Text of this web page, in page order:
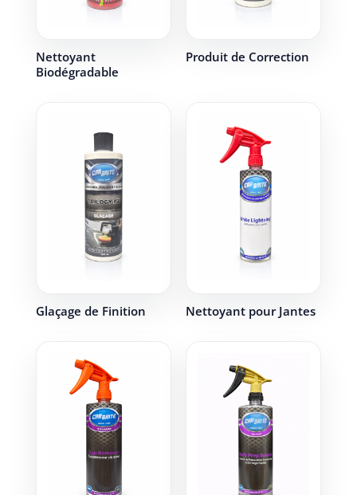
Nettoyant
Biodégradable
Produit de Correction
Glaçage de Finition Nettoyant pour Jantes